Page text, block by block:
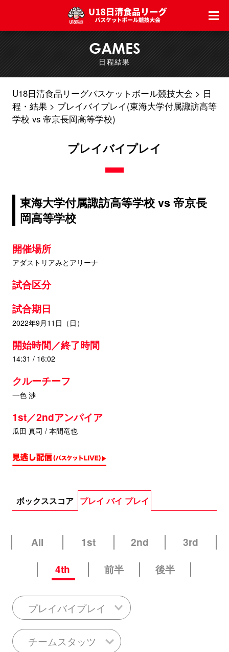
GAMES
日程結果
U18日清食品リーグバスケットボール競技大会
日
程・結果
プレイバイプレイ(東海大学付属諏訪高等
学校 vs 帝京長岡高等学校)
プレイバイプレイ
東海大学付属諏訪高等学校 vs 帝京長
岡高等学校
開催場所
アダストリアみとアリーナ
試合区分
試合期日
2022年9月11日（日）
開始時間／終了時間
14:31 / 16:02
クルーチーフ
一色 渉
1st／2ndアンパイア
瓜田 真司 / 本間竜也
ボックススコア プレイ バイ プレイ
All 1st 2nd
3rd
4th
前半 後半
プレイバイプレイ
チームスタッツ